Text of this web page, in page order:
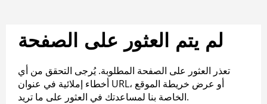
لم يتم العثور على الصفحة
تعذر العثور على الصفحة المطلوبة. يُرجى التحقق من أي
أخطاء إملائية في عنوان URL، أو عرض خريطة الموقع
الخاصة بنا لمساعدتك في العثور على ما تريد.